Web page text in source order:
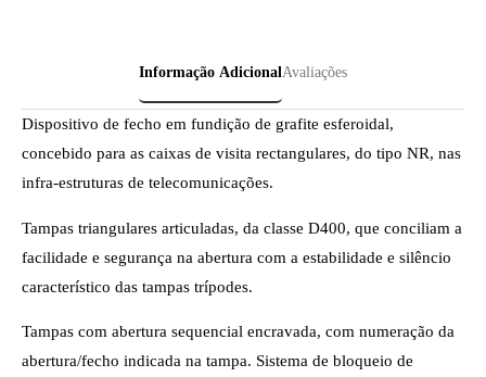
Informação AdicionalAvaliações
Dispositivo de fecho em fundição de grafite esferoidal,
concebido para as caixas de visita rectangulares, do tipo NR, nas
infra-estruturas de telecomunicações.
Tampas triangulares articuladas, da classe D400, que conciliam a
facilidade e segurança na abertura com a estabilidade e silêncio
característico das tampas trípodes.
Tampas com abertura sequencial encravada, com numeração da
abertura/fecho indicada na tampa. Sistema de bloqueio de